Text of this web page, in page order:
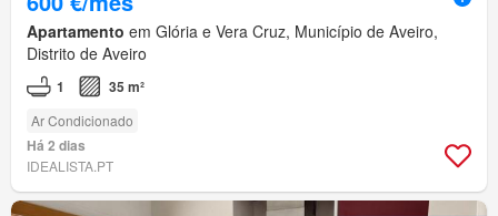
Apartamento em Glória e Vera Cruz, Município de Aveiro,
Distrito de Aveiro
1 35 m²
Ar Condicionado
Há 2 dias
IDEALISTA.PT